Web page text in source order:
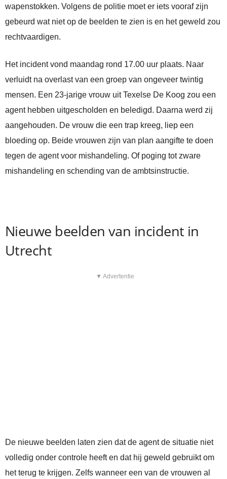
wapenstokken. Volgens de politie moet er iets vooraf zijn
gebeurd wat niet op de beelden te zien is en het geweld zou
rechtvaardigen.
Het incident vond maandag rond 17.00 uur plaats. Naar
verluidt na overlast van een groep van ongeveer twintig
mensen. Een 23-jarige vrouw uit Texelse De Koog zou een
agent hebben uitgescholden en beledigd. Daarna werd zij
aangehouden. De vrouw die een trap kreeg, liep een
bloeding op. Beide vrouwen zijn van plan aangifte te doen
tegen de agent voor mishandeling. Of poging tot zware
mishandeling en schending van de ambtsinstructie.
Nieuwe beelden van incident in
Utrecht
▼ Advertentie
De nieuwe beelden laten zien dat de agent de situatie niet
volledig onder controle heeft en dat hij geweld gebruikt om
het terug te krijgen. Zelfs wanneer een van de vrouwen al